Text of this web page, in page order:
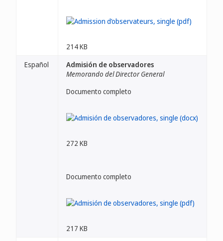
214 KB
Español
Admisión de observadores
Memorando del Director General
Documento completo
272 KB
Documento completo
217 KB